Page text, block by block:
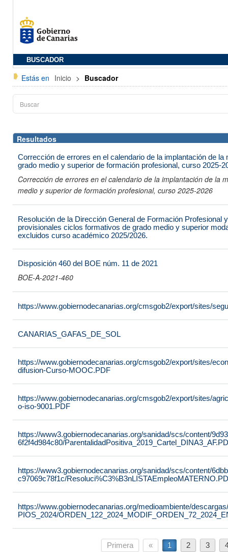
BUSCADOR
Estás en Inicio > Buscador
Resultados
Corrección de errores en el calendario de la implantación de
grado medio y superior de formación profesional, curso 2025-
Corrección de errores en el calendario de la implantación de la
medio y superior de formación profesional, curso 2025-2026
Resolución de la Dirección General de Formación Profesional
provisionales ciclos formativos de grado medio y superior
excluidos curso académico 2025/2026.
Disposición 460 del BOE núm. 11 de 2021
BOE-A-2021-460
https://www.gobiernodecanarias.org/cmsgob2/export/sites/
CANARIAS_GAFAS_DE_SOL
https://www.gobiernodecanarias.org/cmsgob2/export/sites/
difusion-Curso-MOOC.PDF
https://www.gobiernodecanarias.org/cmsgob2/export/sites/
o-iso-9001.PDF
https://www3.gobiernodecanarias.org/sanidad/scs/content/
6f2f4d984c80/
https://www3.gobiernodecanarias.org/sanidad/scs/content/
c97069c78f1c/
https://www.gobiernodecanarias.org/medioambiente/
PIOS_2024/
Primera « 1 2 3